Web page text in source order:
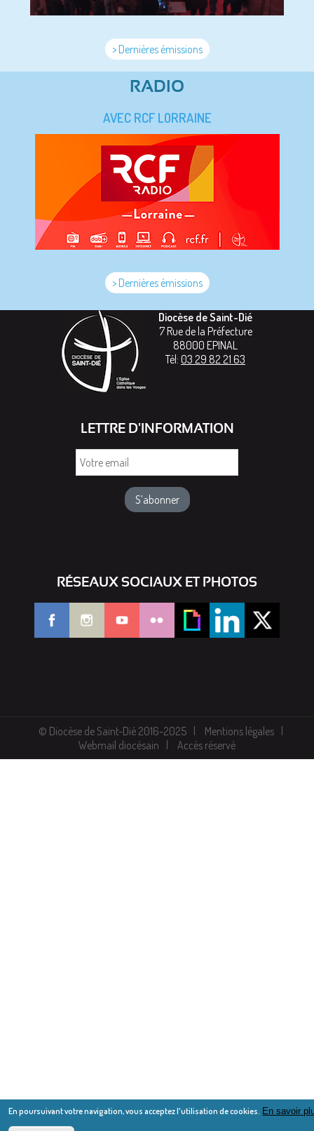
> Dernières émissions
RADIO
AVEC RCF LORRAINE
> Dernières émissions
Diocèse de Saint-Dié
7 Rue de la Préfecture
88000 EPINAL
Tél: 03 29 82 21 63
LETTRE D'INFORMATION
RÉSEAUX SOCIAUX ET PHOTOS
© Diocèse de Saint-Dié 2016-2025
Mentions légales
Webmail diocésain
Accès réservé
En poursuivant votre navigation, vous acceptez l'utilisation de cookies. En savoir